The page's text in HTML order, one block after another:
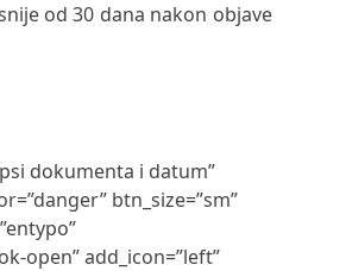
od 30 dana nakon objave
dokumenta i datum”
btn_size=”sm”
open” add_icon=”left”